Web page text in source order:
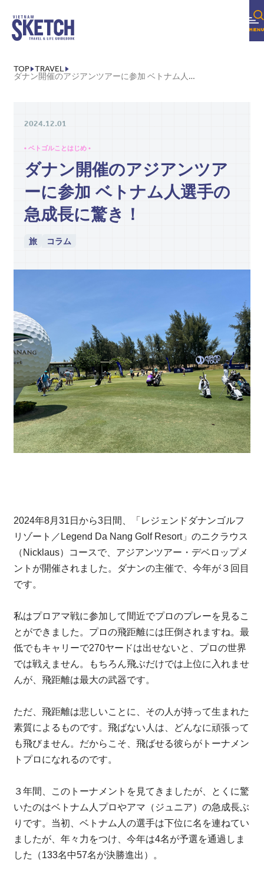
TOP TRAVEL
ダナン開催のアジアンツアーに参加 ベトナム人選手の急成長に驚き！
2024.12.01
• ベトゴルことはじめ •
ダナン開催のアジアンツア
ーに参加 ベトナム人選手の
急成長に驚き！
旅 コラム
2024年8月31日から3日間、「レジェンドダナンゴルフ
リゾート／Legend Da Nang Golf Resort」のニクラウス
（Nicklaus）コースで、アジアンツアー・デベロップメ
ントが開催されました。ダナンの主催で、今年が３回目
です。
私はプロアマ戦に参加して間近でプロのプレーを見るこ
とができました。プロの飛距離には圧倒されますね。最
低でもキャリーで270ヤードは出せないと、プロの世界
では戦えません。もちろん飛ぶだけでは上位に入れませ
んが、飛距離は最大の武器です。
ただ、飛距離は悲しいことに、その人が持って生まれた
素質によるものです。飛ばない人は、どんなに頑張って
も飛びません。だからこそ、飛ばせる彼らがトーナメン
トプロになれるのです。
３年間、このトーナメントを見てきましたが、とくに驚
いたのはベトナム人プロやアマ（ジュニア）の急成長ぶ
りです。当初、ベトナム人の選手は下位に名を連ねてい
ましたが、年々力をつけ、今年は4名が予選を通過しま
した（133名中57名が決勝進出）。